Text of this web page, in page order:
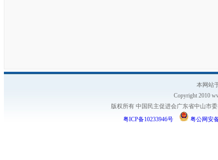
本网站
Copyright 2010
版权所有 中国民主促进会广东省中山
粤ICP备10233946号
粤公网安